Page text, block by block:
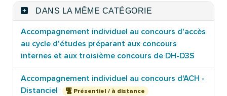
DANS LA MÊME CATÉGORIE
Accompagnement individuel au concours d'accès
au cycle d'études préparant aux concours
internes et aux troisième concours de DH-D3S
Accompagnement individuel au concours d'ACH -
Distanciel
Présentiel / à distance